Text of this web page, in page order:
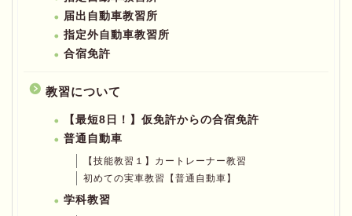
届出自動車教習所
指定外自動車教習所
合宿免許
教習について
【最短8日！】仮免許からの合宿免許
普通自動車
【技能教習１】カートレーナー教習
初めての実車教習【普通自動車】
学科教習